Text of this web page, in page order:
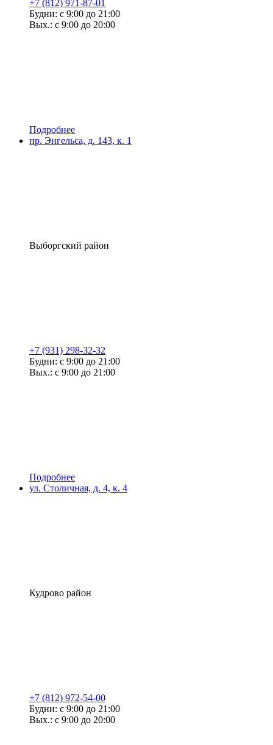
+7 (812) 971-87-01
Будни: с 9:00 до 21:00
Вых.: с 9:00 до 20:00
Подробнее
пр. Энгельса, д. 143, к. 1
Выборгский район
+7 (931) 298-32-32
Будни: с 9:00 до 21:00
Вых.: с 9:00 до 21:00
Подробнее
ул. Столичная, д. 4, к. 4
Кудрово район
+7 (812) 972-54-00
Будни: с 9:00 до 21:00
Вых.: с 9:00 до 20:00